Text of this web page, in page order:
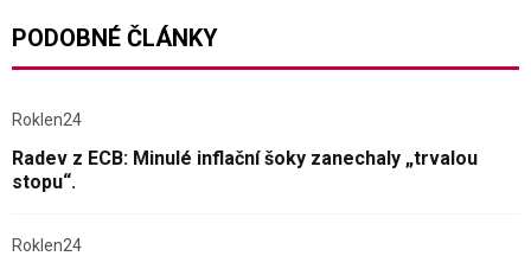
PODOBNÉ ČLÁNKY
Roklen24
Radev z ECB: Minulé inflační šoky zanechaly „trvalou
stopu“.
Roklen24